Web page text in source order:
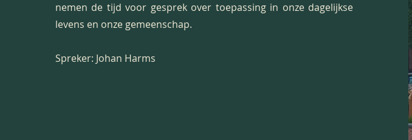
nemen de tijd voor gesprek over toepassing in onze dagelijkse
levens en onze gemeenschap.
Spreker: Johan Harms